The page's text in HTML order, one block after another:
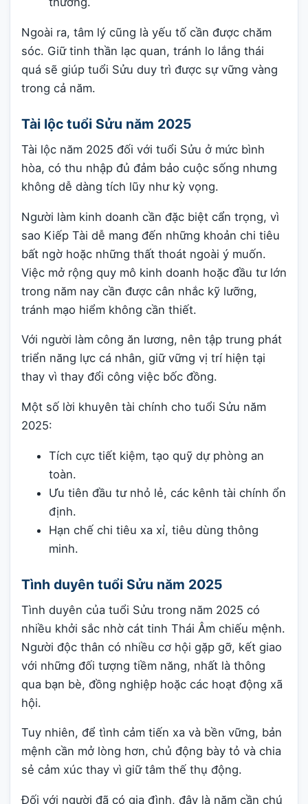
Ngoài ra, tâm lý cũng là yếu tố cần được chăm
sóc. Giữ tinh thần lạc quan, tránh lo lắng thái
quá sẽ giúp tuổi Sửu duy trì được sự vững vàng
trong cả năm.
Tài lộc tuổi Sửu năm 2025
Tài lộc năm 2025 đối với tuổi Sửu ở mức bình
hòa, có thu nhập đủ đảm bảo cuộc sống nhưng
không dễ dàng tích lũy như kỳ vọng.
Người làm kinh doanh cần đặc biệt cẩn trọng, vì
sao Kiếp Tài dễ mang đến những khoản chi tiêu
bất ngờ hoặc những thất thoát ngoài ý muốn.
Việc mở rộng quy mô kinh doanh hoặc đầu tư lớn
trong năm nay cần được cân nhắc kỹ lưỡng,
tránh mạo hiểm không cần thiết.
Với người làm công ăn lương, nên tập trung phát
triển năng lực cá nhân, giữ vững vị trí hiện tại
thay vì thay đổi công việc bốc đồng.
Một số lời khuyên tài chính cho tuổi Sửu năm
2025:
Tích cực tiết kiệm, tạo quỹ dự phòng an
toàn.
Ưu tiên đầu tư nhỏ lẻ, các kênh tài chính ổn
định.
Hạn chế chi tiêu xa xỉ, tiêu dùng thông
minh.
Tình duyên tuổi Sửu năm 2025
Tình duyên của tuổi Sửu trong năm 2025 có
nhiều khởi sắc nhờ cát tinh Thái Âm chiếu mệnh.
Người độc thân có nhiều cơ hội gặp gỡ, kết giao
với những đối tượng tiềm năng, nhất là thông
qua bạn bè, đồng nghiệp hoặc các hoạt động xã
hội.
Tuy nhiên, để tình cảm tiến xa và bền vững, bản
mệnh cần mở lòng hơn, chủ động bày tỏ và chia
sẻ cảm xúc thay vì giữ tâm thế thụ động.
Đối với người đã có gia đình, đây là năm cần chú